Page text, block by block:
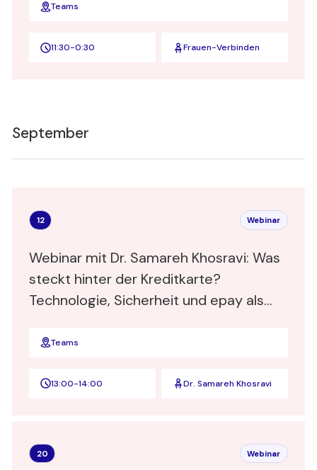
Teams
11:30-0:30 Frauen-Verbinden
September
12 Webinar
Webinar mit Dr. Samareh Khosravi: Was
steckt hinter der Kreditkarte?
Technologie, Sicherheit und epay als
Kreditkartenanbieter
Teams
13:00-14:00 Dr. Samareh Khosravi
20 Webinar